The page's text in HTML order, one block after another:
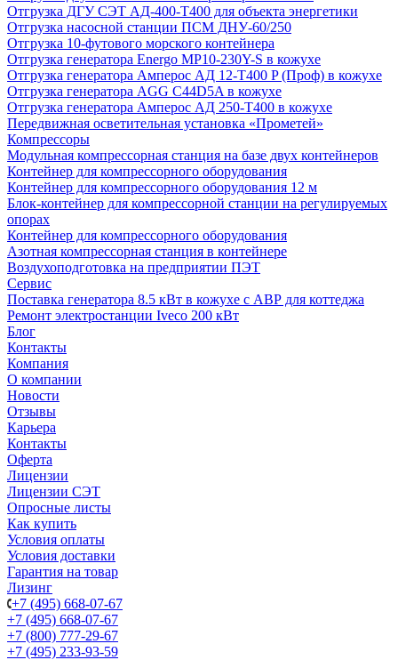
Отгрузка ДГУ СЭТ АД-400-Т400 для объекта энергетики
Отгрузка насосной станции ПСМ ДНУ-60/250
Отгрузка 10-футового морского контейнера
Отгрузка генератора Energo MP10-230Y-S в кожухе
Отгрузка генератора Амперос АД 12-Т400 P (Проф) в кожухе
Отгрузка генератора AGG C44D5A в кожухе
Отгрузка генератора Амперос АД 250-Т400 в кожухе
Передвижная осветительная установка «Прометей»
Компрессоры
Модульная компрессорная станция на базе двух контейнеров
Контейнер для компрессорного оборудования
Контейнер для компрессорного оборудования 12 м
Блок-контейнер для компрессорной станции на регулируемых
опорах
Контейнер для компрессорного оборудования
Азотная компрессорная станция в контейнере
Воздухоподготовка на предприятии ПЭТ
Сервис
Поставка генератора 8.5 кВт в кожухе с АВР для коттеджа
Ремонт электростанции Iveco 200 кВт
Блог
Контакты
Компания
О компании
Новости
Отзывы
Карьера
Контакты
Оферта
Лицензии
Лицензии СЭТ
Опросные листы
Как купить
Условия оплаты
Условия доставки
Гарантия на товар
Лизинг
+7 (495) 668-07-67
+7 (495) 668-07-67
+7 (800) 777-29-67
+7 (495) 233-93-59